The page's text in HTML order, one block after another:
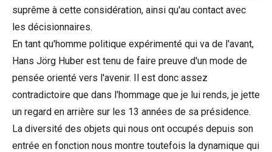
suprême à cette considération, ainsi qu'au contact avec
les décisionnaires.
En tant qu'homme politique expérimenté qui va de l'avant,
Hans Jörg Huber est tenu de faire preuve d'un mode de
pensée orienté vers l'avenir. Il est donc assez
contradictoire que dans l'hommage que je lui rends, je jette
un regard en arrière sur les 13 années de sa présidence.
La diversité des objets qui nous ont occupés depuis son
entrée en fonction nous montre toutefois la dynamique qui